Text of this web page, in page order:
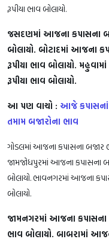
રૂપીયા ભાવ બોલાયો.
જસદણમાં આજના કપાસના
બોલાયો. બોટાદમાં આજના
રૂપીયા ભાવ બોલાયો.
રૂપીયા ભાવ બોલાયો.
આ પણ વાચો : આજે કપાસનાં
તમામ બજારોના ભાવ
ગોડલમાં આજના કપાસના બજાર
જામજોધપુરમાં આજના કપાસના
બોલાયો. ભાવનગરમાં આજના
બોલાયો.
જામનગરમાં આજના કપાસના
ભાવ બોલાયો. બાબરામાં